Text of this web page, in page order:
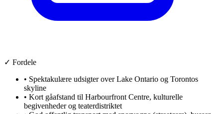
✓ Fordele
• Spektakulære udsigter over Lake Ontario og Torontos
skyline
• Kort gåafstand til Harbourfront Centre, kulturelle
begivenheder og teaterdistriktet